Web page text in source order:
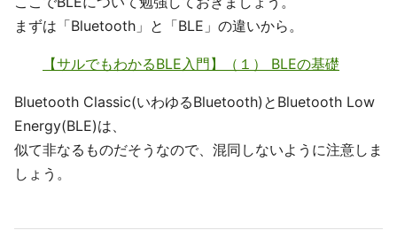
まずは「Bluetooth」と「BLE」の違いから。
【サルでもわかるBLE入門】（１） BLEの基礎
Bluetooth Classic(いわゆるBluetooth)とBluetooth Low
Energy(BLE)は、
似て非なるものだそうなので、混同しないように注意しま
しょう。